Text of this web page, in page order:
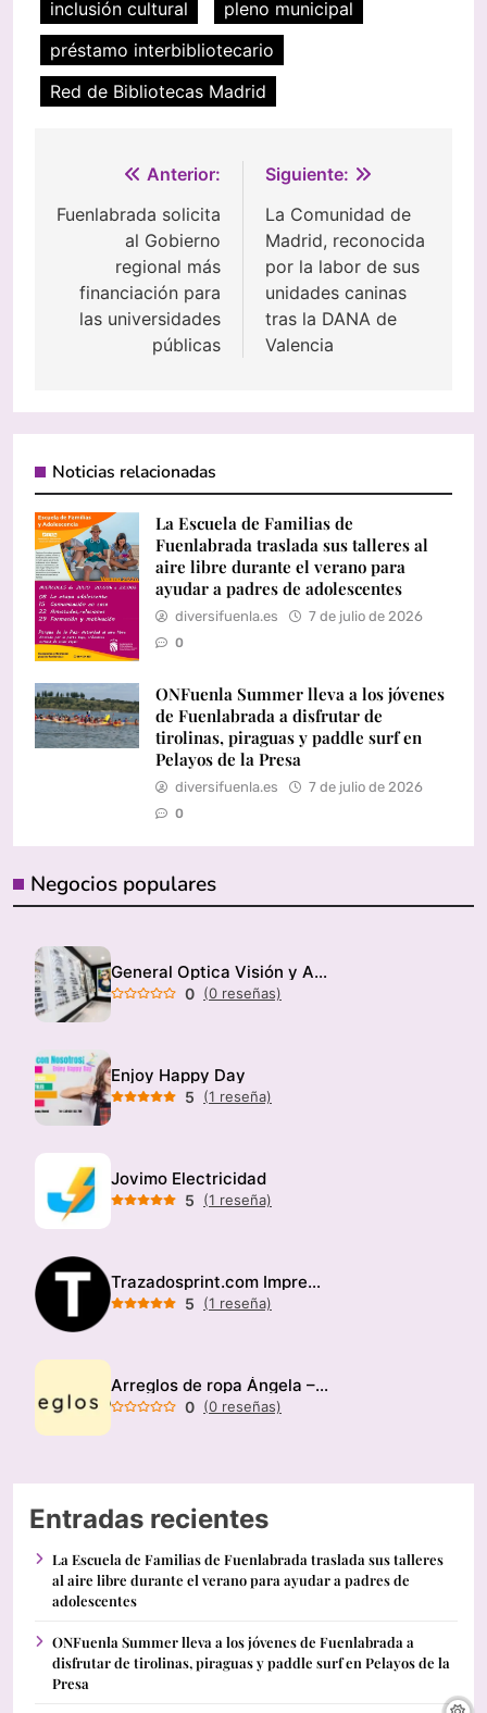
inclusión cultural
pleno municipal
préstamo interbibliotecario
Red de Bibliotecas Madrid
Navegación
de
entradas
Anterior:
Fuenlabrada solicita
al Gobierno
regional más
financiación para
las universidades
públicas
Siguiente:
La Comunidad de
Madrid, reconocida
por la labor de sus
unidades caninas
tras la DANA de
Valencia
Noticias relacionadas
La Escuela de Familias de
Fuenlabrada traslada sus talleres al
aire libre durante el verano para
ayudar a padres de adolescentes
diversifuenla.es 7 de julio de 2026
0
ONFuenla Summer lleva a los jóvenes
de Fuenlabrada a disfrutar de
tirolinas, piraguas y paddle surf en
Pelayos de la Presa
diversifuenla.es 7 de julio de 2026
0
Negocios populares
General Optica Visión y Audición
0 (0 reseñas)
Enjoy Happy Day
5 (1 reseña)
Jovimo Electricidad
5 (1 reseña)
Trazadosprint.com Imprenta
5 (1 reseña)
Arreglos de ropa Ángela – Modista
0 (0 reseñas)
Entradas recientes
La Escuela de Familias de Fuenlabrada traslada sus talleres
al aire libre durante el verano para ayudar a padres de
adolescentes
ONFuenla Summer lleva a los jóvenes de Fuenlabrada a
disfrutar de tirolinas, piraguas y paddle surf en Pelayos de la
Presa